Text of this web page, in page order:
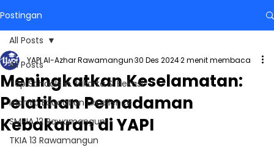
Postingan
All Posts
Top Schools in Jakarta & Bekasi
Islamic Education Excellence
SMPIA 12 Rawamangun
TKIA 13 Rawamangun
All Posts
Meningkatkan Keselamatan:
Pelatihan Pemadaman
Kebakaran di YAPI
YAPI Al-Azhar Rawamangun30 Des 20242 menit membaca